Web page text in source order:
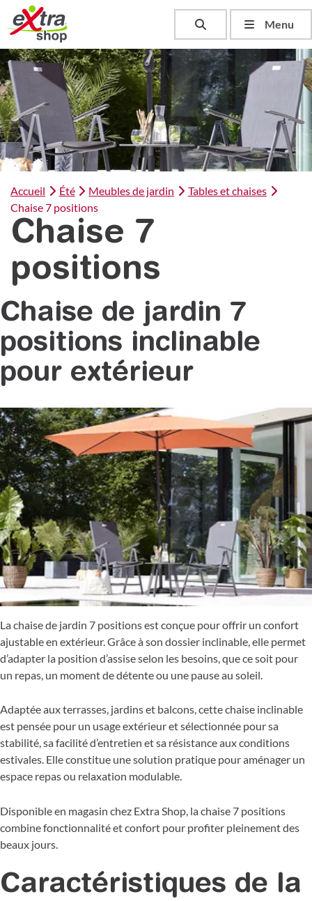
Toggle searchMenu
Accueil Été Meubles de jardin
Tables et chaises
Chaise 7 positions
Chaise 7
positions
Chaise de jardin 7
positions inclinable
pour extérieur
La chaise de jardin 7 positions est conçue pour offrir un confort
ajustable en extérieur. Grâce à son dossier inclinable, elle permet
d’adapter la position d’assise selon les besoins, que ce soit pour
un repas, un moment de détente ou une pause au soleil.
Adaptée aux terrasses, jardins et balcons, cette chaise inclinable
est pensée pour un usage extérieur et sélectionnée pour sa
stabilité, sa facilité d’entretien et sa résistance aux conditions
estivales. Elle constitue une solution pratique pour aménager un
espace repas ou relaxation modulable.
Disponible en magasin chez Extra Shop, la chaise 7 positions
combine fonctionnalité et confort pour profiter pleinement des
beaux jours.
Caractéristiques de la